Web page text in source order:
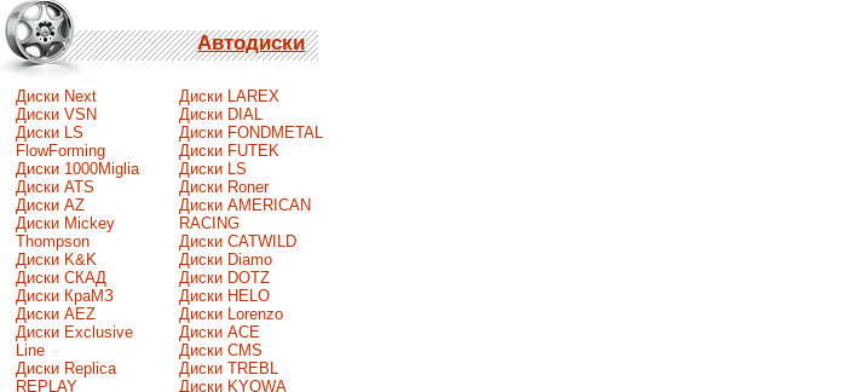
Автодиски
Диски Next
Диски VSN
Диски LS
FlowForming
Диски 1000Miglia
Диски ATS
Диски AZ
Диски Mickey
Thompson
Диски K&K
Диски СКАД
Диски КраМЗ
Диски AEZ
Диски Exclusive
Line
Диски Replica
REPLAY
Диски LAREX
Диски DIAL
Диски FONDMETAL
Диски FUTEK
Диски LS
Диски Roner
Диски AMERICAN
RACING
Диски CATWILD
Диски Diamo
Диски DOTZ
Диски HELO
Диски Lorenzo
Диски ACE
Диски CMS
Диски TREBL
Диски KYOWA